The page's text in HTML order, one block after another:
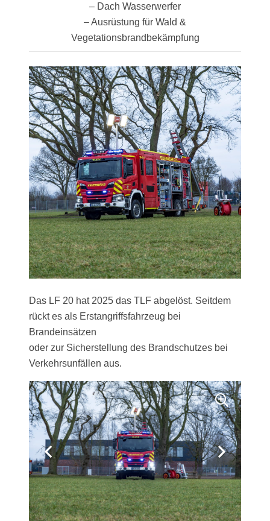
– Dach Wasserwerfer
– Ausrüstung für Wald &
Vegetationsbrandbekämpfung
Das LF 20 hat 2025 das TLF abgelöst. Seitdem
rückt es als Erstangriffsfahrzeug bei
Brandeinsätzen
oder zur Sicherstellung des Brandschutzes bei
Verkehrsunfällen aus.